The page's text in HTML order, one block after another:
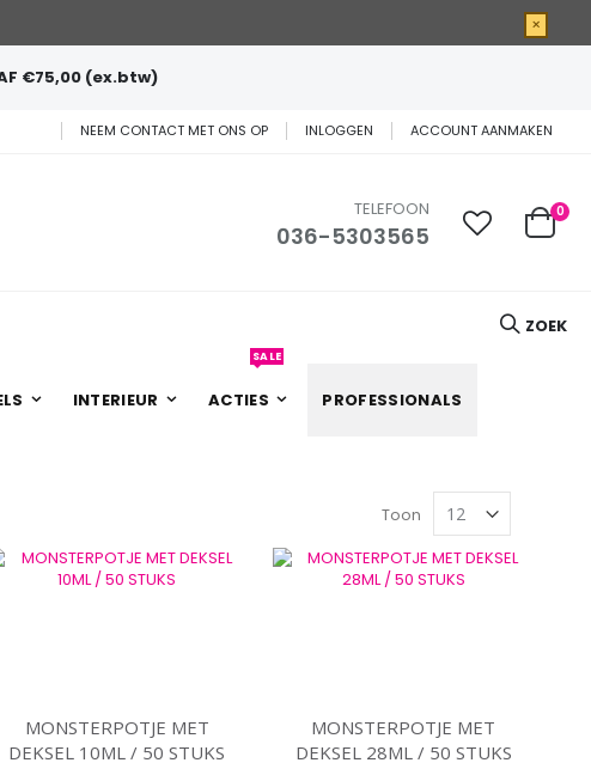
×
€75,00 (ex.btw)
NEEM CONTACT MET ONS OP INLOGGEN ACCOUNT AANMAKEN
TELEFOON
036-5303565
ZOEK
Cart
0
INTERIEUR ACTIES
SALE
PROFESSIONALS
Toon
MONSTERPOTJE MET
DEKSEL 10ML / 50 STUKS
MONSTERPOTJE MET
DEKSEL 28ML / 50 STUKS